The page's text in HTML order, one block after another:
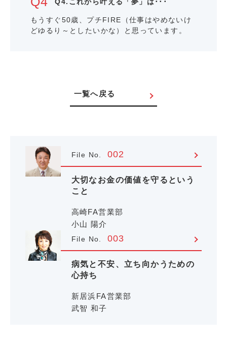
Q4.これから叶える「夢」は･･･
もうすぐ50歳、プチFIRE（仕事はやめないけ
どゆるり～としたいかな）と思っています。
一覧へ戻る
File No. 002
大切なお金の価値を守るという
こと
高崎FA営業部
小山 陽介
File No. 003
病気と不安、立ち向かうための
心持ち
新居浜FA営業部
武智 和子